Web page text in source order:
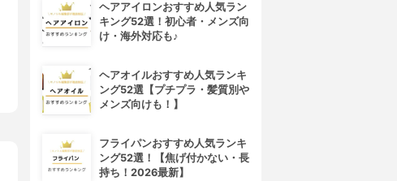
ヘアアイロンおすすめ人気ラン
キング52選！初心者・メンズ向
け・海外対応も♪
ヘアオイルおすすめ人気ランキ
ング52選【プチプラ・髪質別や
メンズ向けも！】
フライパンおすすめ人気ランキ
ング52選！【焦げ付かない・長
持ち！2026最新】